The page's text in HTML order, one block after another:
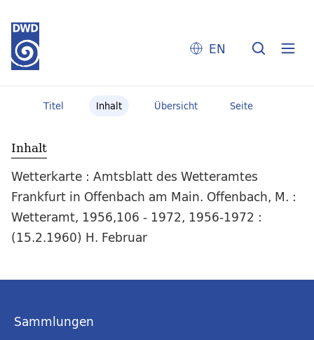
EN
Titel Inhalt Übersicht Seite
Inhalt
Wetterkarte : Amtsblatt des Wetteramtes
Frankfurt in Offenbach am Main. Offenbach, M. :
Wetteramt, 1956,106 - 1972, 1956-1972 :
(15.2.1960) H. Februar
Sammlungen